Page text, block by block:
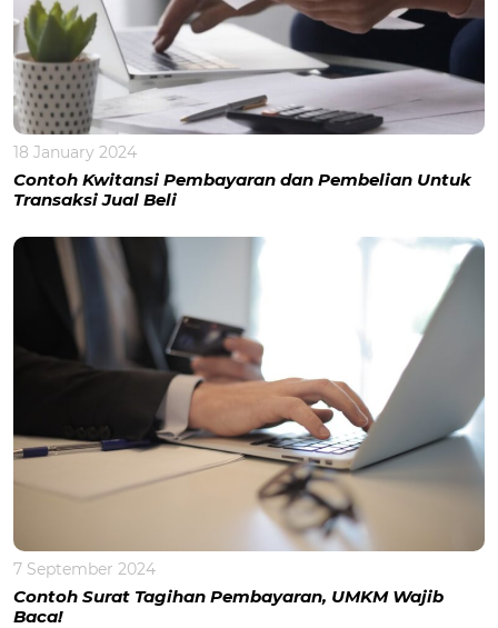
18 January 2024
Contoh Kwitansi Pembayaran dan Pembelian Untuk
Transaksi Jual Beli
7 September 2024
Contoh Surat Tagihan Pembayaran, UMKM Wajib
Baca!